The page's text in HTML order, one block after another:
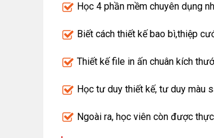
Học 4 phần mềm chuyên dụng
Biết cách thiết kế bao bì,thiệp
Thiết kế file in ấn chuân kích
Học tư duy thiết kế, tư duy màu
Ngoài ra, học viên còn được